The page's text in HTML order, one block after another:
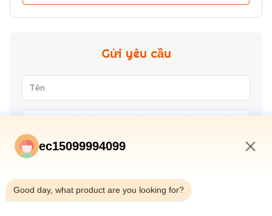
Gửi yêu cầu
ec15099994099
Good day, what product are you looking for?